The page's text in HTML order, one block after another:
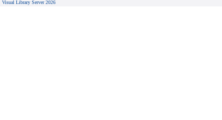
Visual Library Server 2026